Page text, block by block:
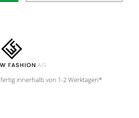
innerhalb von 1-2 Werktagen*